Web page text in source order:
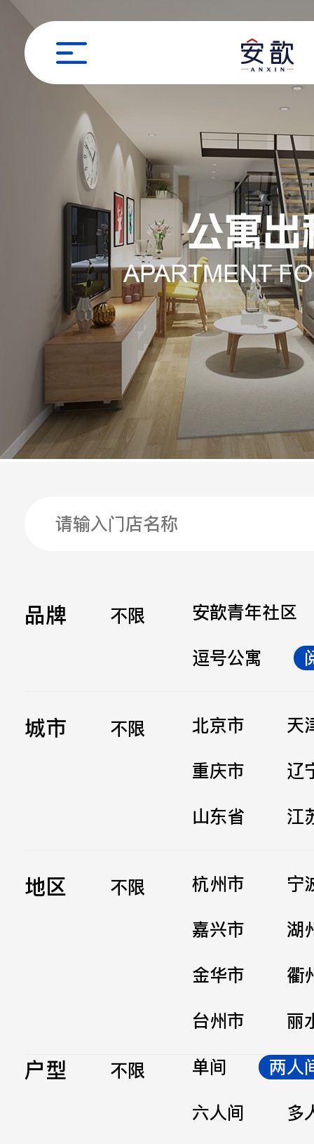
品牌 不限
安歆青年社区
逗号公寓
城市 不限 北京市
天
重庆市
辽
山东省
江
地区 不限 杭州市
宁
嘉兴市
湖
金华市
衢
台州市
丽
户型 不限 单间
两人
六人间
多
职位申请
姓名
手机
公司
邮箱
留言
立即提交